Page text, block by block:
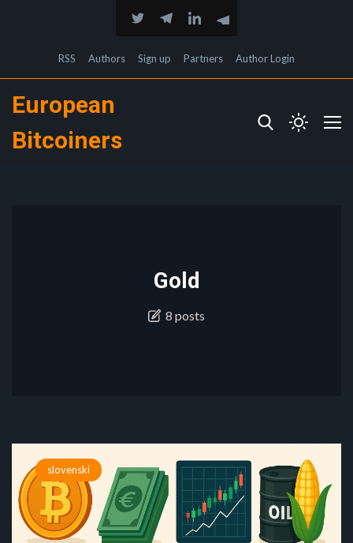
RSS Authors Sign up Partners Author Login
European
Bitcoiners
Gold
8 posts
slovenski